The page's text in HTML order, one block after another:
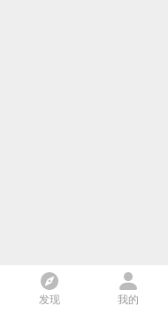
发现 我的